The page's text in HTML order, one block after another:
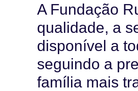
A Fundação
qualidade, a
disponível a
seguindo a
família mais